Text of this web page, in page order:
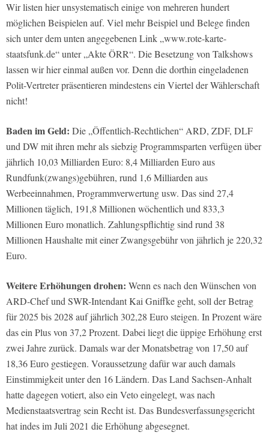
Wir listen hier unsystematisch einige von mehreren hundert
möglichen Beispielen auf. Viel mehr Beispiel und Belege finden
sich unter dem unten angegebenen Link „www.rote-karte-
staatsfunk.de“ unter „Akte ÖRR“. Die Besetzung von Talkshows
lassen wir hier einmal außen vor. Denn die dorthin eingeladenen
Polit-Vertreter präsentieren mindestens ein Viertel der Wählerschaft
nicht!
Baden im Geld: Die „Öffentlich-Rechtlichen“ ARD, ZDF, DLF
und DW mit ihren mehr als siebzig Programmsparten verfügen über
jährlich 10,03 Milliarden Euro: 8,4 Milliarden Euro aus
Rundfunk(zwangs)gebühren, rund 1,6 Milliarden aus
Werbeeinnahmen, Programmverwertung usw. Das sind 27,4
Millionen täglich, 191,8 Millionen wöchentlich und 833,3
Millionen Euro monatlich. Zahlungspflichtig sind rund 38
Millionen Haushalte mit einer Zwangsgebühr von jährlich je 220,32
Euro.
Weitere Erhöhungen drohen: Wenn es nach den Wünschen von
ARD-Chef und SWR-Intendant Kai Gniffke geht, soll der Betrag
für 2025 bis 2028 auf jährlich 302,28 Euro steigen. In Prozent wäre
das ein Plus von 37,2 Prozent. Dabei liegt die üppige Erhöhung erst
zwei Jahre zurück. Damals war der Monatsbetrag von 17,50 auf
18,36 Euro gestiegen. Voraussetzung dafür war auch damals
Einstimmigkeit unter den 16 Ländern. Das Land Sachsen-Anhalt
hatte dagegen votiert, also ein Veto eingelegt, was nach
Medienstaatsvertrag sein Recht ist. Das Bundesverfassungsgericht
hat indes im Juli 2021 die Erhöhung abgesegnet.